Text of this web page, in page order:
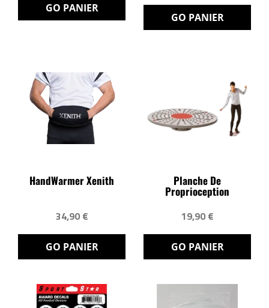
GO PANIER
GO PANIER
HandWarmer Xenith
34,90 €
GO PANIER
Planche De
Proprioception
19,90 €
GO PANIER